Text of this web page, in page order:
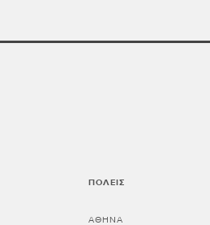
ΠΌΛΕΙΣ
ΑΘΗΝΑ